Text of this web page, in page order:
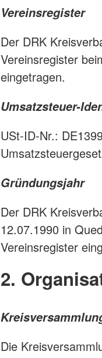
Vereinsregister
Der DRK
Vereinsregister
eingetragen.
Umsatzsteuer-
USt-ID-Nr.:
Gründungsjahr
Der DRK
12.07.1990 in
Vereinsregister
2.
Die